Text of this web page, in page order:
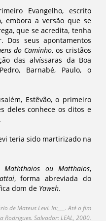
Evangelho, escrito
embora a versão que se
que se acredita, tenha
seus apontamentos
do Caminho, os cristãos
das alvíssaras da Boa
Barnabé, Paulo, o
Estêvão, o primeiro
deles conhece os ditos e
teria sido martirizado na
Maththaios ou Matthaios,
, forma abreviada do
dom de Yaweh.
de Mateus Levi. In:___. Até o fim
Rodrigues. Salvador: LEAL, 2000.